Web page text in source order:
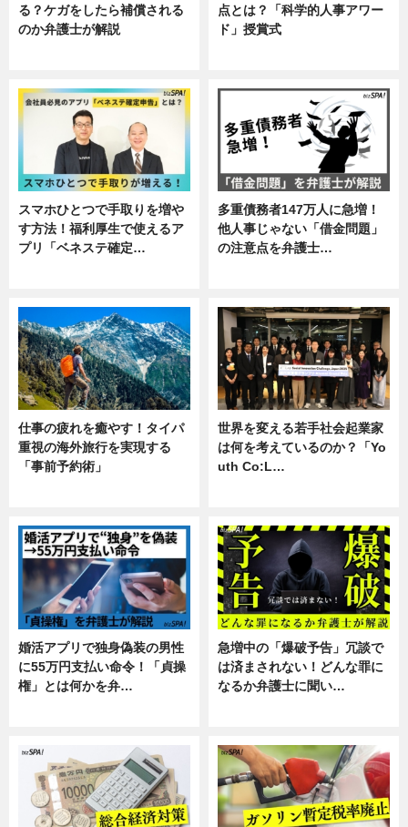
る？ケガをしたら補償される
のか弁護士が解説
点とは？「科学的人事アワー
ド」授賞式
スマホひとつで手取りを増や
す方法！福利厚生で使えるア
プリ「ベネステ確定…
多重債務者147万人に急増！
他人事じゃない「借金問題」
の注意点を弁護士…
仕事の疲れを癒やす！タイパ
重視の海外旅行を実現する
「事前予約術」
世界を変える若手社会起業家
は何を考えているのか？「Yo
uth Co:L…
婚活アプリで独身偽装の男性
に55万円支払い命令！「貞操
権」とは何かを弁…
急増中の「爆破予告」冗談で
は済まされない！どんな罪に
なるか弁護士に聞い…